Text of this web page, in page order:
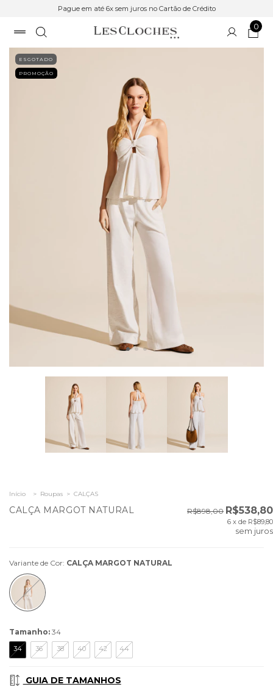
Pague em até 6x sem juros no Cartão de Crédito
0
ESGOTADO
PROMOÇÃO
Início > Roupas > CALÇAS
CALÇA MARGOT NATURAL R$898,00 R$538,80
6 x de R$89,80
sem juros
Variante de Cor: CALÇA MARGOT NATURAL
Tamanho: 34
34 36 38 40 42 44
GUIA DE TAMANHOS